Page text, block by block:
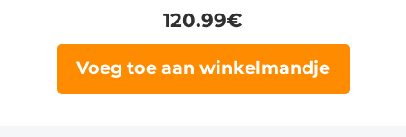
120.99€
Voeg toe aan winkelmandje